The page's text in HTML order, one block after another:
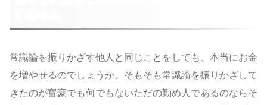
常識論を振りかざす他人と同じことをしても、本当にお金
を増やせるのでしょうか。そもそも常識論を振りかざして
きたのが富豪でも何でもないただの勤め人であるのならそ